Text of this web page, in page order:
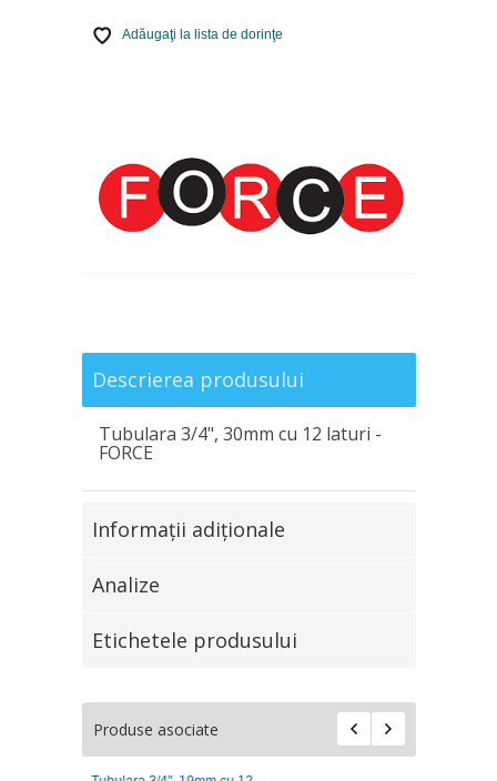
Adăugaţi la lista de dorinţe
Descrierea produsului
Tubulara 3/4", 30mm cu 12 laturi -
FORCE
Informaţii adiţionale
Analize
Etichetele produsului
Produse asociate